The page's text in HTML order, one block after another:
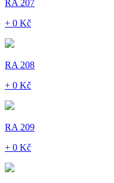
RA 207
+ 0 Kč
RA 208
+ 0 Kč
RA 209
+ 0 Kč